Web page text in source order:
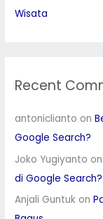
Wisata
Recent
antoniclianto on
Google Search?
Joko Yugiyanto
di Google Search?
Anjali Guntuk on